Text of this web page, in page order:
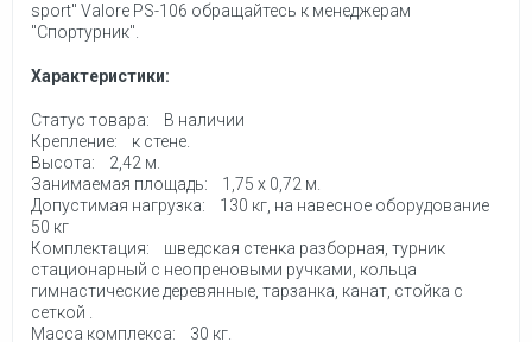
sport" Valore PS-106 обращайтесь к менеджерам
"Спортурник".
Характеристики:
Статус товара: В наличии
Крепление: к стене.
Высота: 2,42 м.
Занимаемая площадь: 1,75 х 0,72 м.
Допустимая нагрузка: 130 кг, на навесное оборудование
50 кг
Комплектация: шведская стенка разборная, турник
стационарный с неопреновыми ручками, кольца
гимнастические деревянные, тарзанка, канат, стойка с
сеткой .
Масса комплекса: 30 кг.